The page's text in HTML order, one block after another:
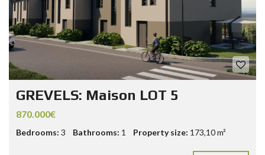
GREVELS: Maison LOT 5
870.000€
Bedrooms: 3 Bathrooms: 1 Property size: 173,10 m²